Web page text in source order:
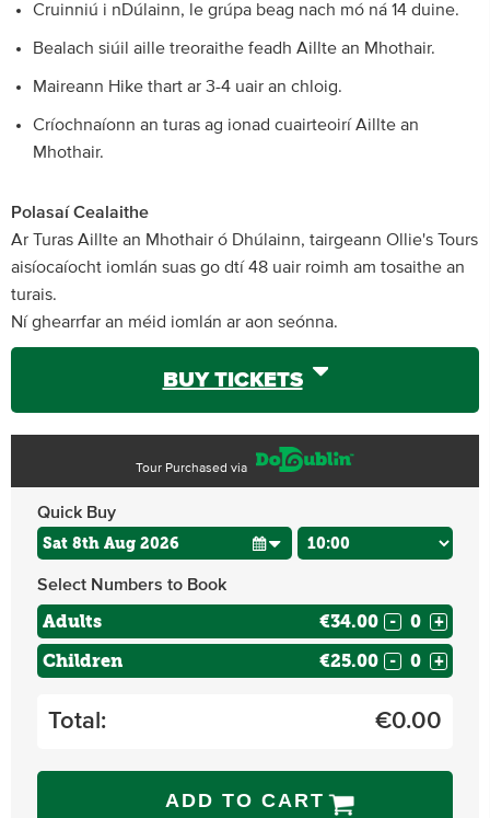
Cruinniú i nDúlainn, le grúpa beag nach mó ná 14 duine.
Bealach siúil aille treoraithe feadh Aillte an Mhothair.
Maireann Hike thart ar 3-4 uair an chloig.
Críochnaíonn an turas ag ionad cuairteoirí Aillte an
Mhothair.
Polasaí Cealaithe
Ar Turas Aillte an Mhothair ó Dhúlainn, tairgeann Ollie's Tours
aisíocaíocht iomlán suas go dtí 48 uair roimh am tosaithe an
turais.
Ní ghearrfar an méid iomlán ar aon seónna.
BUY TICKETS
Tour Purchased via
Quick Buy
Select Numbers to Book
Adults €34.00 - +
Children €25.00 - +
Total: €0.00
ADD TO CART